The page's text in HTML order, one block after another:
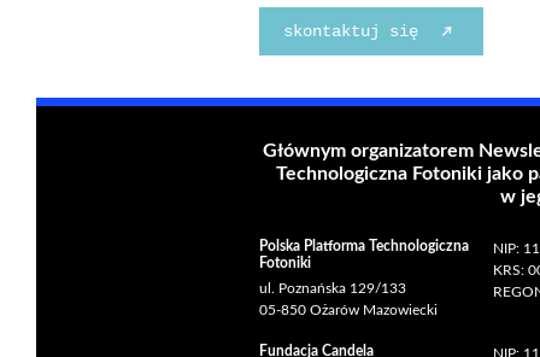
skontaktuj się
Głównym organizatorem
Technologiczna Fotoniki jako
w
Polska Platforma Technologiczna
Fotoniki
ul. Poznańska 129/133
05-850 Ożarów Mazowiecki
NIP:
KRS:
Fundacja Candela
NIP: